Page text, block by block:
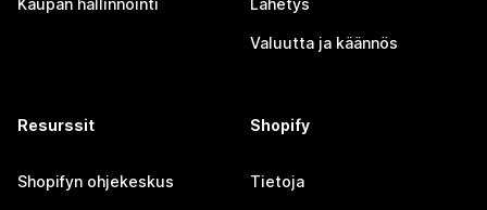
Kaupan hallinnointi Lähetys
Valuutta ja käännös
Resurssit
Shopifyn ohjekeskus
Shopify
Tietoja